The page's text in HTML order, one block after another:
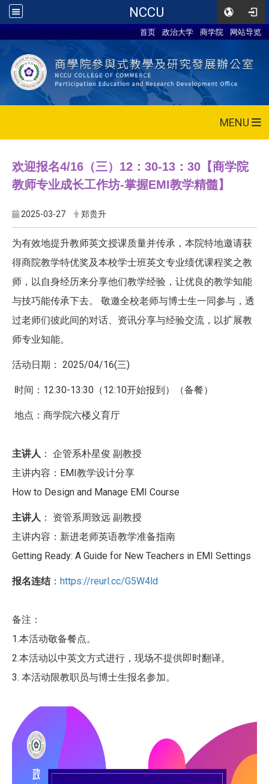
NCCU
首页 政治大学 商学院 网站导览
MENU
欢迎报名4/16（三）12：30-13：30【商学院
教师专业成长工作坊-掌握EMI教学精髓】
2025-03-27 郑贵升
为有效地提升教师英文授课质量并传承，本院特地邀请获
得商院教学特优奖及本校学士班英文专业绩优课程奖之教
师，以自身经历来分享他们教学经验，让优良的教学知能
与技巧能传承下去。 敬邀全校老师与博士生一同参与，透
过老师们彼此间的对话、资讯分享与经验交流，以扩展教
师专业知能。
活动日期： 2025/04/16(三)
时间：12:30-13:30（12:10开始报到）（备餐）
地点：商学院六楼义育厅
主讲人 ： 企管系朴星俊 副教授
主讲内容：EMI教学设计分享
How to Design and Manage EMI Course
主讲人 ： 资管系周致远 副教授
主讲内容：新进老师英语教学准备指南
Getting Ready: A Guide for New Teachers in EMI Settings
报名连结： https://reurl.cc/G5W4ld
备注：
1.本活动敬备餐点。
2.本活动以中英文方式进行，现场不提供即时翻译。
3. 本活动限教职员与博士生报名参加。